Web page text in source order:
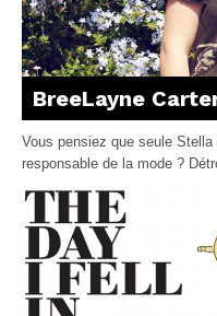
BreeLayne
Vous pensiez que seule
responsable de la mode ?